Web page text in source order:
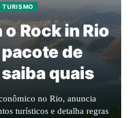
TURISMO
Rock in Rio
de
quais
no Rio, anuncia
turísticos e detalha regras